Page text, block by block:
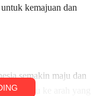
kemajuan dan
semakin maju dan
maju ke arah yang